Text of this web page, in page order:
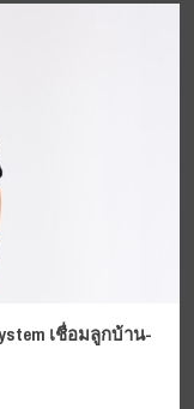
เชื่อมลูกบ้าน-